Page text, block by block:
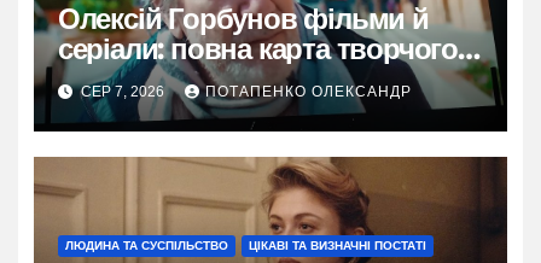
Олексій Горбунов фільми й
серіали: повна карта творчого
шляху
СЕР 7, 2026 ПОТАПЕНКО ОЛЕКСАНДР
ЛЮДИНА ТА СУСПІЛЬСТВО ЦІКАВІ ТА ВИЗНАЧНІ ПОСТАТІ